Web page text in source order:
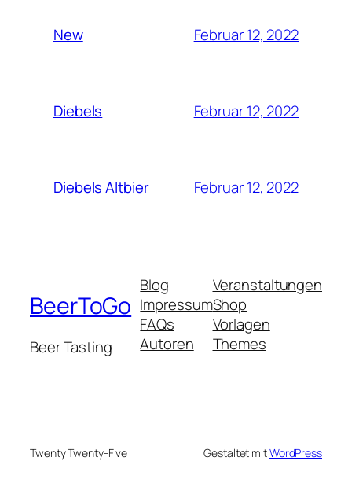
New Februar 12, 2022
Diebels Februar 12, 2022
Diebels Altbier Februar 12, 2022
BeerToGo
Beer Tasting
Blog
Impressum
FAQs
Autoren
Veranstaltungen
Shop
Vorlagen
Themes
Twenty Twenty-Five Gestaltet mitWordPress